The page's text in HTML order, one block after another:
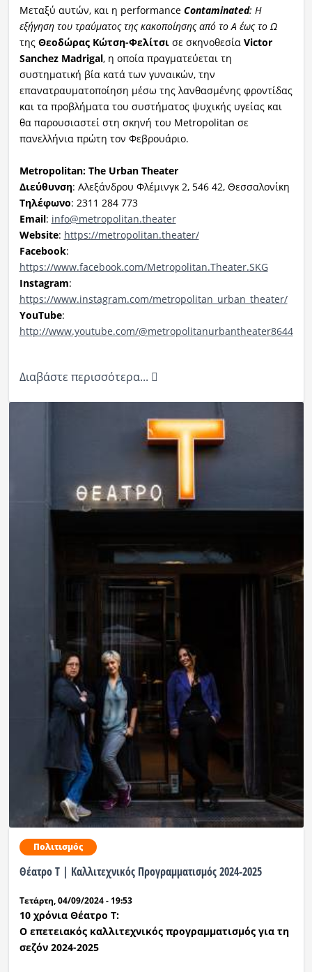
Μεταξύ αυτών, και η performance Contaminated: Η
εξήγηση του τραύματος της κακοποίησης από το Α έως το Ω
της Θεοδώρας Κώτση-Φελίτσισε σκηνοθεσία Victor
Sanchez Madrigal, η οποία πραγματεύεται τη
συστηματική βία κατά των γυναικών, την
επανατραυματοποίηση μέσω της λανθασμένης φροντίδας
και τα προβλήματα του συστήματος ψυχικής υγείας και
θα παρουσιαστεί στη σκηνή του Metropolitan σε
πανελλήνια πρώτη τον Φεβρουάριο.
Metropolitan: The Urban Theater
Διεύθυνση: Αλεξάνδρου Φλέμινγκ 2, 546 42, Θεσσαλονίκη
Τηλέφωνο: 2311 284 773
Email: info@metropolitan.theater
Website: https://metropolitan.theater/
Facebook:
https://www.facebook.com/Metropolitan.Theater.SKG
Instagram:
https://www.instagram.com/metropolitan_urban_theater/
YouTube:
http://www.youtube.com/@metropolitanurbantheater8644
Διαβάστε περισσότερα...
Πολιτισμός
Θέατρο Τ | Καλλιτεχνικός Προγραμματισμός 2024-2025
Τετάρτη, 04/09/2024 - 19:53
10 χρόνια Θέατρο Τ:
Ο επετειακός καλλιτεχνικός προγραμματισμός για τη
σεζόν 2024-2025